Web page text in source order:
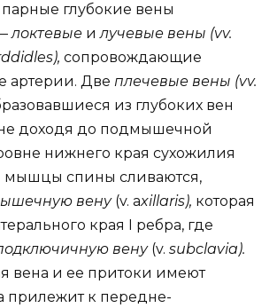
глубокие вены
локтевые илучевые вены (vv.
сопровождающие
артерии. Две плечевые вены (vv.
из глубоких вен
доходя до подмышечной
нижнего края сухожилия
спины сливаются,
вену (v. axillaris), которая
края I ребра, где
вену (v. subclavia).
вена и ее притоки имеют
прилежит к передне-